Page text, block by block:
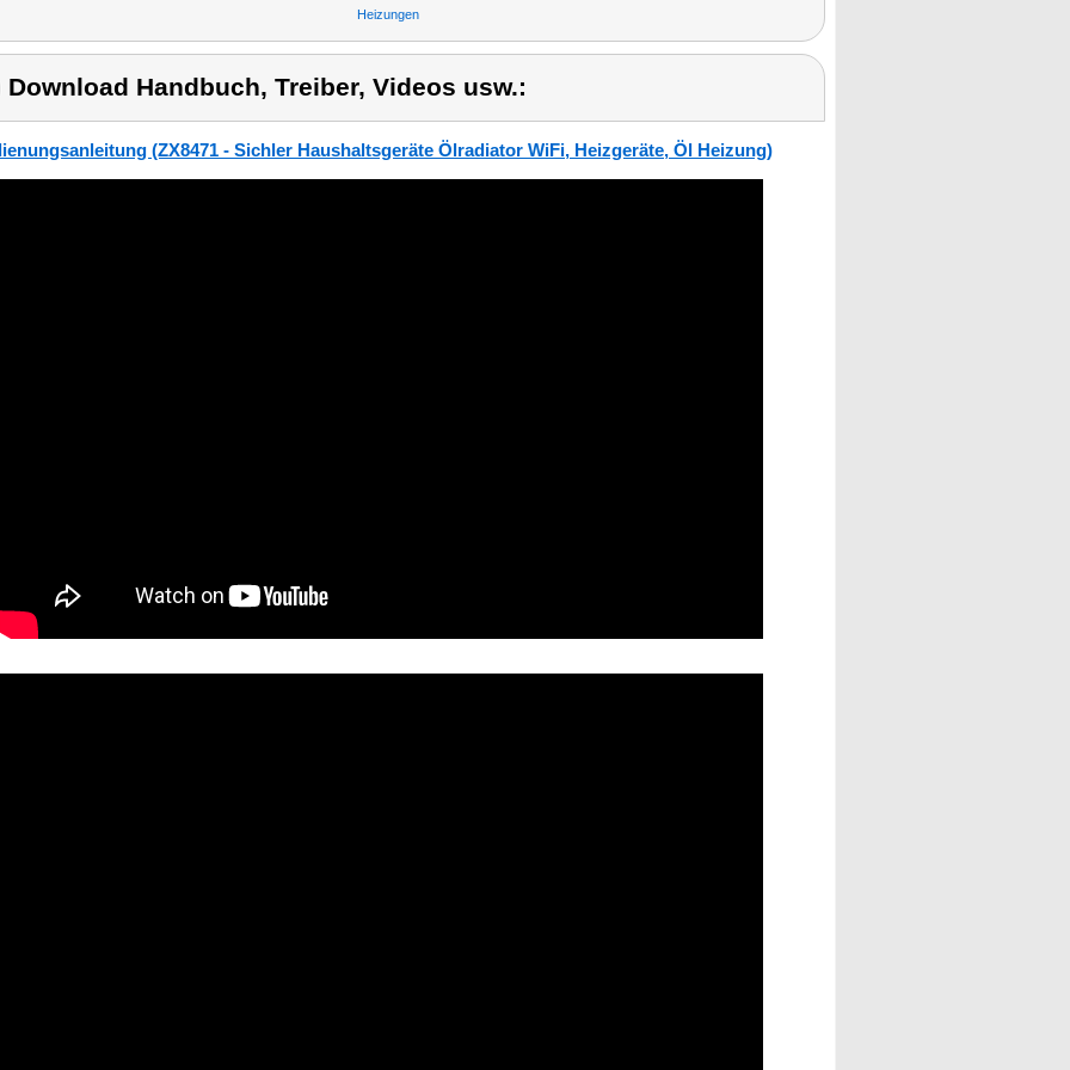
Heizungen
Download Handbuch, Treiber, Videos usw.:
(ZX8471 - Sichler Haushaltsgeräte Ölradiator WiFi, Heizgeräte, Öl Heizung)